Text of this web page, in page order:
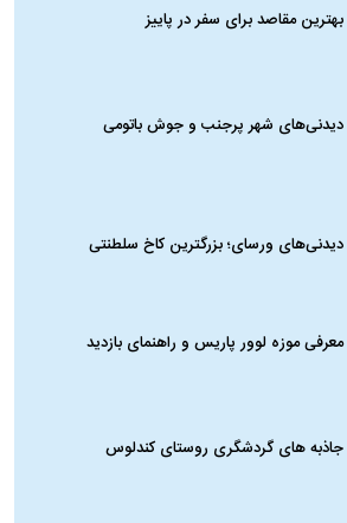
بهترین مقاصد برای سفر در پاییز
دیدنی‌های شهر پرجنب و جوش باتومی
دیدنی‌های ورسای؛ بزرگترین کاخ سلطنتی
معرفی موزه لوور پاریس و راهنمای بازدید
جاذبه های گردشگری روستای کندلوس